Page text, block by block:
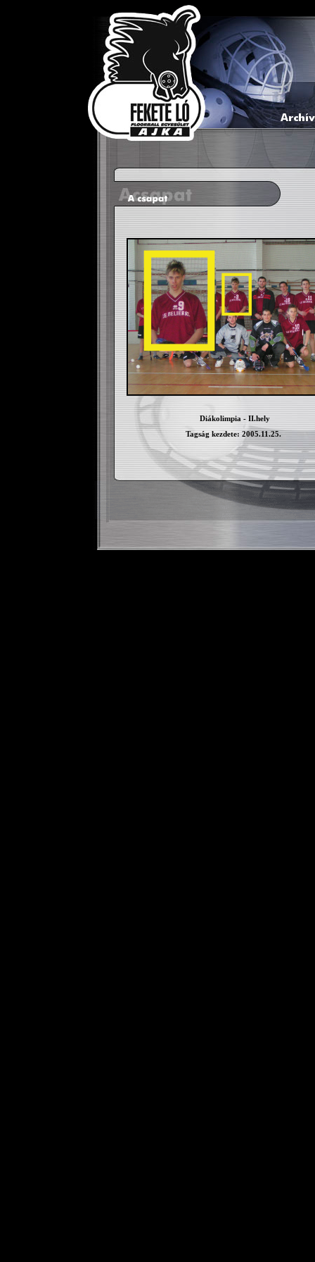
Diákolimpia - II.hely
Tagság kezdete: 2005.11.25.